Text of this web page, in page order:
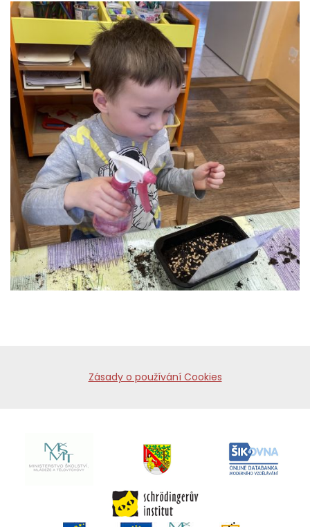
Zásady o používání Cookies